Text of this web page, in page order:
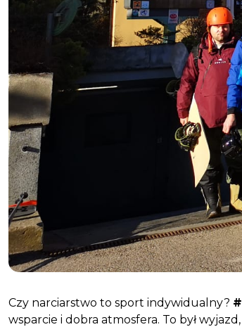
Czy narciarstwo to sport indywidualny?
wsparcie i dobra atmosfera. To był